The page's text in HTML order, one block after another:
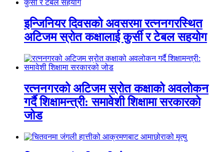
इन्जिनियर दिवसको अवसरमा रत्ननगरस्थित
अटिजम स्रोत कक्षालाई कुर्सी र टेबल सहयोग
रत्ननगरको अटिजम स्रोत कक्षाको अवलोकन
गर्दै शिक्षामन्त्री: समावेशी शिक्षामा सरकारको
जोड